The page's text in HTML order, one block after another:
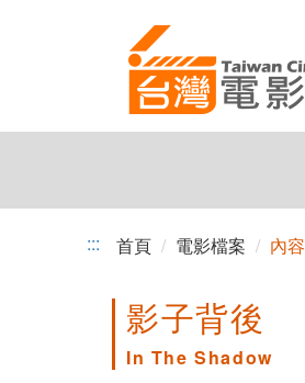
::: 首頁 電影檔案 內容
影子背後
In The Shadow